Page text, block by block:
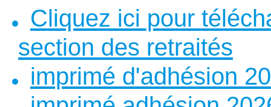
Cliquez ici pour
section des retraités
imprimé d'adhésion